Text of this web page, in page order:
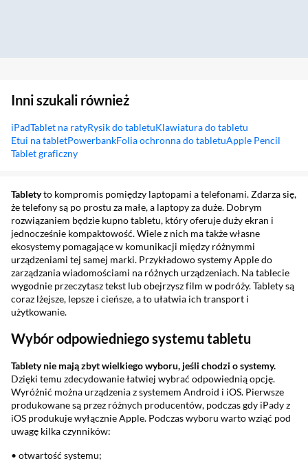
Inni szukali również
iPadTablet na ratyRysik do tabletuKlawiatura do tabletu
Etui na tabletPowerbankFolia ochronna do tabletuApple Pencil
Tablet graficzny
Tabletyto kompromis pomiędzy laptopami a telefonami. Zdarza się,
że telefony są po prostu za małe, a laptopy za duże. Dobrym
rozwiązaniem będzie kupno tabletu, który oferuje duży ekran i
jednocześnie kompaktowość. Wiele z nich ma także własne
ekosystemy pomagające w komunikacji między różnymmi
urządzeniami tej samej marki. Przykładowo systemy Apple do
zarządzania wiadomościami na różnych urządzeniach. Na tablecie
wygodnie przeczytasz tekst lub obejrzysz film w podróży. Tablety są
coraz lżejsze, lepsze i cieńsze, a to ułatwia ich transport i
użytkowanie.
Wybór odpowiedniego systemu tabletu
Tablety nie mają zbyt wielkiego wyboru, jeśli chodzi o systemy.
Dzięki temu zdecydowanie łatwiej wybrać odpowiednią opcję.
Wyróżnić można urządzenia z systemem Android i iOS. Pierwsze
produkowane są przez różnych producentów, podczas gdy iPady z
iOS produkuje wyłącznie Apple. Podczas wyboru warto wziąć pod
uwagę kilka czynników:
• otwartość systemu;